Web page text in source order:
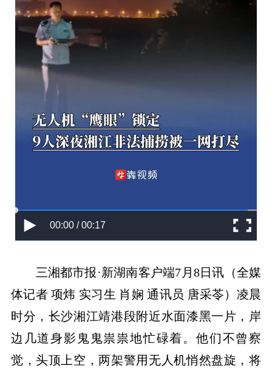
00:00 / 00:17
三湘都市报·新湖南客户端7月8日讯（全媒
体记者 项炜 实习生 肖娴 通讯员 唐采苓）凌晨
时分，长沙湘江靖港段附近水面漆黑一片，岸
边几道身影鬼鬼祟祟地忙碌着。他们不曾察
觉，头顶上空，两架警用无人机悄然盘旋，将